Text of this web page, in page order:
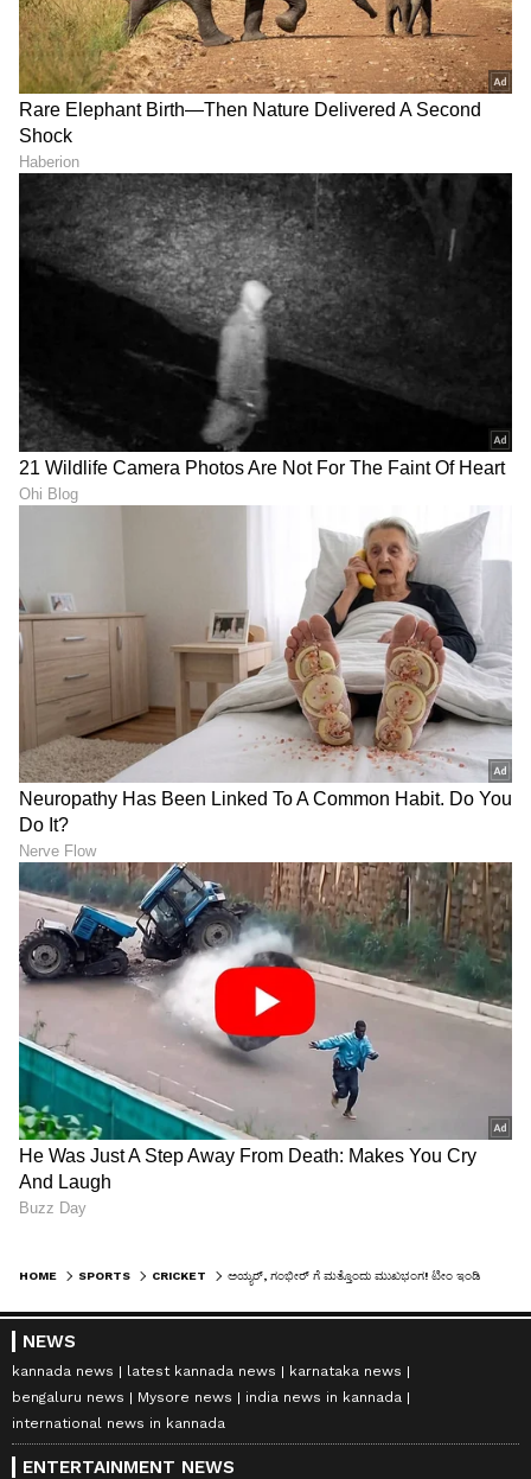
HOME SPORTS CRICKET
NEWS
kannada news latest kannada news
karnataka news
bengaluru news
Mysore news
india news in kannada
international news in kannada
ENTERTAINMENT NEWS